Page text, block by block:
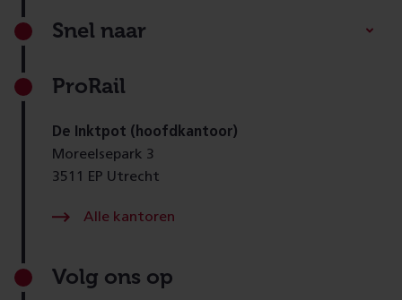
Footer
Snel naar
ProRail
De Inktpot (hoofdkantoor)
Moreelsepark 3
3511 EP Utrecht
Alle kantoren
Volg ons op